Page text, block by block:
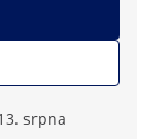
srpna